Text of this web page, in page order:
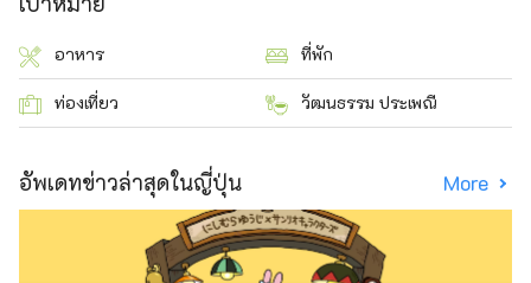
อาหาร ที่พัก
ท่องเที่ยว วัฒนธรรม ประเพณี
อัพเดทข่าวล่าสุดในญี่ปุ่น More